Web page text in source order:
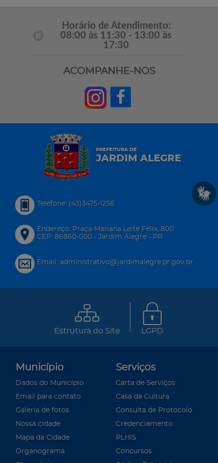
Horário de Atendimento:
08:00 às 11:30 - 13:00 às
17:30
ACOMPANHE-NOS
PREFEITURA DE
JARDIM ALEGRE
Telefone: (43)3475-1256
Endereço: Praça Mariana Leite Félix, 800
CEP: 86860-000 - Jardim Alegre - PR
Email: administrativo@jardimalegre.pr.gov.br
Estrutura do Site LGPD
Município
Dados do Município
Email para contato
Galeria de fotos
Nossa cidade
Mapa da Cidade
Organograma
Serviços
Carta de Serviços
Casa da Cultura
Consulta de Protocolo
Credenciamento
PLHIS
Concursos